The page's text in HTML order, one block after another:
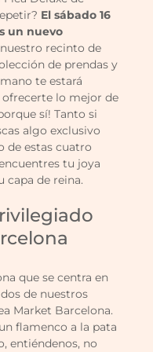
El sábado 16
un nuevo
recinto de
de prendas y
te estará
ofrecerte lo mejor de
sí! Tanto si
algo exclusivo
de estas cuatro
tu joya
capa de reina.
que se centra en
de nuestros
Market Barcelona.
flamenco a la pata
entiéndenos, no